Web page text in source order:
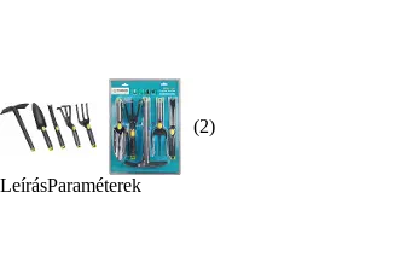
(2)
LeírásParaméterek